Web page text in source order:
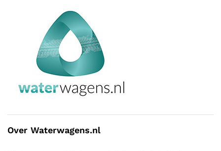
Over Waterwagens.nl